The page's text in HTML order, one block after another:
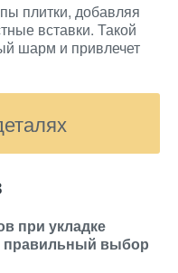
плитки, добавляя
вставки. Такой
шарм и привлечет
при укладке
правильный выбор